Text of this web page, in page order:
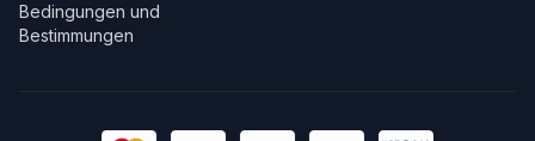
Bedingungen und
Bestimmungen